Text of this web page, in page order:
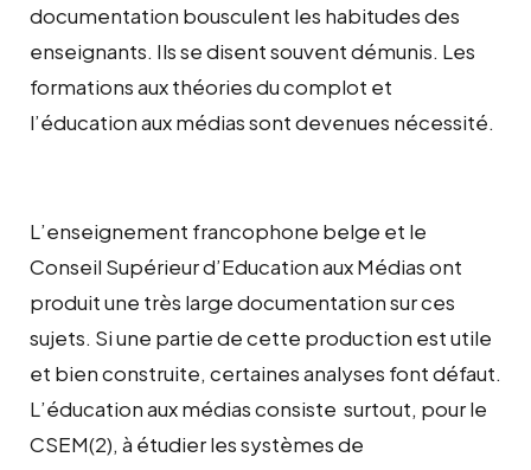
documentation bousculent les habitudes des
enseignants. Ils se disent souvent démunis. Les
formations aux théories du complot et
l’éducation aux médias sont devenues nécessité.
L’enseignement francophone belge et le
Conseil Supérieur d’Education aux Médias ont
produit une très large documentation sur ces
sujets. Si une partie de cette production est utile
et bien construite, certaines analyses font défaut.
L’éducation aux médias consiste surtout, pour le
CSEM(2), à étudier les systèmes de